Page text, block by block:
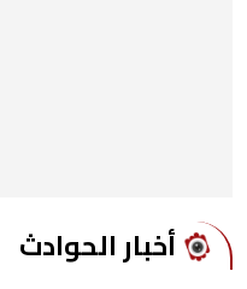
أخبار الحوادث